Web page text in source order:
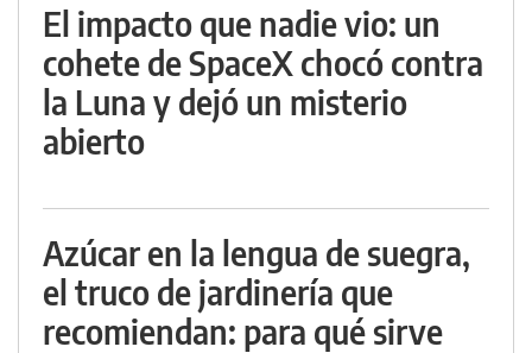
El impacto que nadie vio: un
cohete de SpaceX chocó contra
la Luna y dejó un misterio
abierto
Azúcar en la lengua de suegra,
el truco de jardinería que
recomiendan: para qué sirve